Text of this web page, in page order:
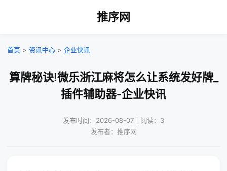
推序网
首页 > 资讯中心 > 企业快讯
算牌秘诀!微乐浙江麻将怎么让系统发好牌_
插件辅助器-企业快讯
发布时间：2026-08-07｜阅读：3
发布者：推序网